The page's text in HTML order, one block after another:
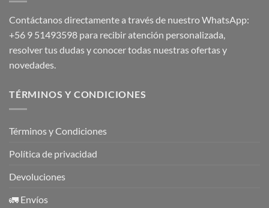
Contáctanos directamente a través de nuestro WhatsApp:
+56 9 51493598 para recibir atención personalizada,
resolver tus dudas y conocer todas nuestras ofertas y
novedades.
TÉRMINOS Y CONDICIONES
Términos y Condiciones
Política de privacidad
Devoluciones
🚛 Envíos